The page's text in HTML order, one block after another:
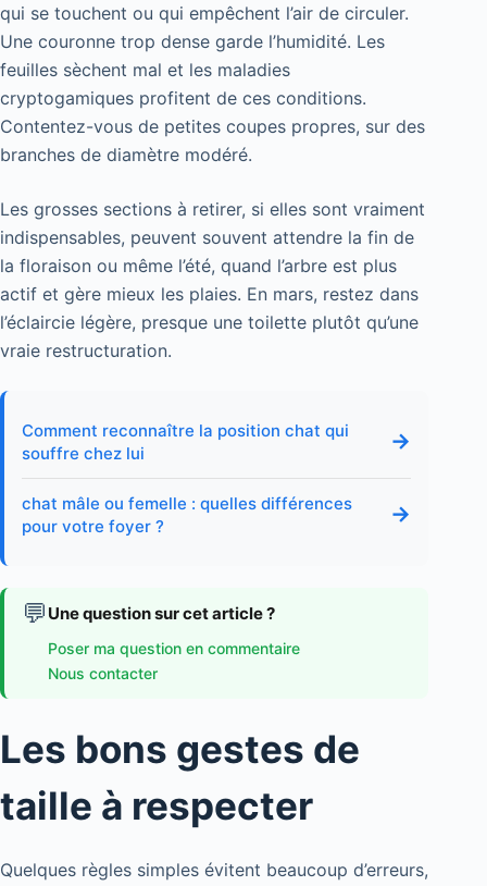
qui se touchent ou qui empêchent l’air de circuler.
Une couronne trop dense garde l’humidité. Les
feuilles sèchent mal et les maladies
cryptogamiques profitent de ces conditions.
Contentez-vous de petites coupes propres, sur des
branches de diamètre modéré.
Les grosses sections à retirer, si elles sont vraiment
indispensables, peuvent souvent attendre la fin de
la floraison ou même l’été, quand l’arbre est plus
actif et gère mieux les plaies. En mars, restez dans
l’éclaircie légère, presque une toilette plutôt qu’une
vraie restructuration.
Comment reconnaître la position chat qui
souffre chez lui
→
chat mâle ou femelle : quelles différences
pour votre foyer ?
→
💬 Une question sur cet article ?
Poser ma question en commentaire
Nous contacter
Les bons gestes de
taille à respecter
Quelques règles simples évitent beaucoup d’erreurs,